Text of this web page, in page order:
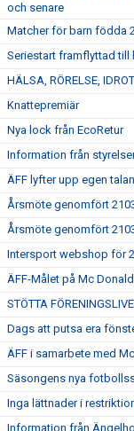
och senare
Matcher för barn födda
Seriestart framflyttad till
HÄLSA, RÖRELSE,
Knattepremiär
Nya lock från EcoRetur
Information från
ÄFF lyfter upp egen
Årsmöte genomfört
Årsmöte genomfört
Intersport webshop för
ÄFF-Målet på Mc
STÖTTA
Dags att putsa era
ÄFF i samarbete med
Säsongens nya
Inga lättnader i
Information från